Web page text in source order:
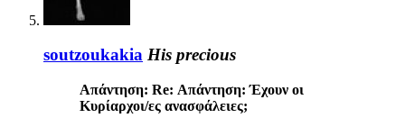
soutzoukakia His precious
Απάντηση: Re: Απάντηση: Έχουν οι
Κυρίαρχοι/ες ανασφάλειες;